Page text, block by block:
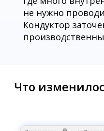
не нужно
Кондуктор
Что